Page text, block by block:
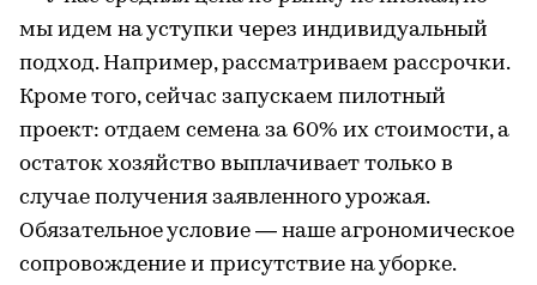
мы идем на уступки через индивидуальный
подход. Например, рассматриваем рассрочки.
Кроме того, сейчас запускаем пилотный
проект: отдаем семена за 60% их стоимости, а
остаток хозяйство выплачивает только в
случае получения заявленного урожая.
Обязательное условие — наше агрономическое
сопровождение и присутствие на уборке.